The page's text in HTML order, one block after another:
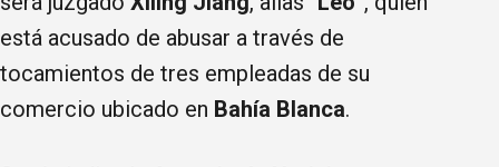
está acusado de abusar a través de
tocamientos de tres empleadas de su
comercio ubicado en Bahía Blanca.